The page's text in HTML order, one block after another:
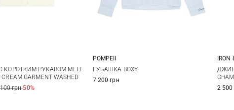
S M L
XXL
КОРОТКИМ РУКАВОМ MELT
CREAM GARMENT WASHED
грн-50%
S M
POMPEII
РУБАШКА BOXY
7 200 грн
S
IRON
2 500